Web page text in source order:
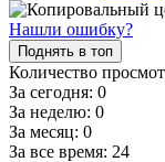
Нашли ошибку?
Поднять в топ
Количество
За сегодня: 0
За неделю: 0
За месяц: 0
За все время: 24